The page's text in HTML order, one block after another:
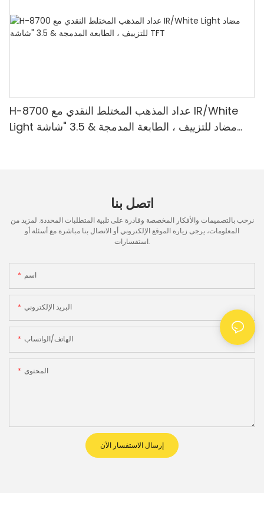
H-8700 عداد المذهب المختلط النقدي مع IR/White
Light مضاد للتزييف ، الطابعة المدمجة & 3.5 "شاشة
اتصل بنا
نرحب بالتصميمات والأفكار المخصصة وقادرة على تلبية المتطلبات المحددة. لمزيد من
المعلومات، يرجى زيارة الموقع الإلكتروني أو الاتصال بنا مباشرة مع أسئلة أو
استفسارات.
اسم
البريد الإلكتروني
الهاتف/الواتساب
المحتوى
إرسال الاستفسار الآن